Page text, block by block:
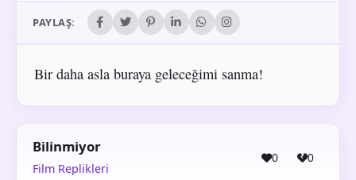
PAYLAŞ:
Bir daha asla buraya geleceğimi sanma!
Bilinmiyor
Film Replikleri
0 0